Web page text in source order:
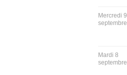
Mercredi 9
septembre
Mardi 8
septembre